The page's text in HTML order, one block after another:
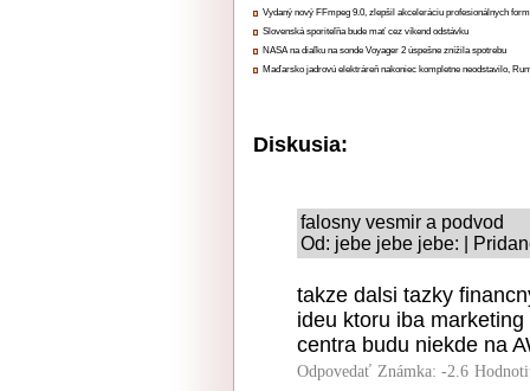
Vydaný nový FFmpeg 9.0, zlepšil akceleráciu profesionálnych
Slovenská sporiteľňa bude mať cez víkend odstávku
NASA na diaľku na sonde Voyager 2 úspešne znížila spotrebu
Maďarsko jadrovú elektráreň nakoniec kompletne neodstavilo,
Diskusia:
falosny vesmir a podvod
Od: jebe jebe jebe: |
takze dalsi tazky
ideu ktoru iba
centra budu niekde na
Odpovedať Známka: -2.6